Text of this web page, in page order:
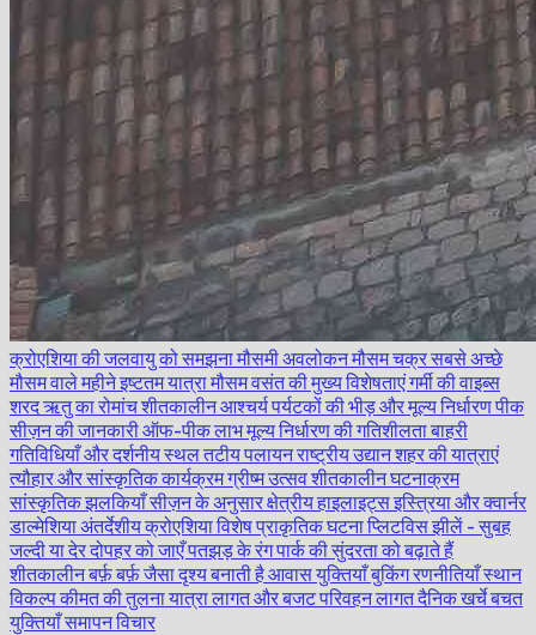
क्रोएशिया की जलवायु को समझनामौसमी अवलोकनमौसम चक्रसबसे अच्छे
मौसम वाले महीनेइष्टतम यात्रा मौसमवसंत की मुख्य विशेषताएंगर्मी की वाइब्स
शरद ऋतु का रोमांचशीतकालीन आश्चर्यपर्यटकों की भीड़ और मूल्य निर्धारणपीक
सीज़न की जानकारीऑफ-पीक लाभमूल्य निर्धारण की गतिशीलताबाहरी
गतिविधियाँ और दर्शनीय स्थलतटीय पलायनराष्ट्रीय उद्यानशहर की यात्राएं
त्यौहार और सांस्कृतिक कार्यक्रमग्रीष्म उत्सवशीतकालीन घटनाक्रम
सांस्कृतिक झलकियाँसीज़न के अनुसार क्षेत्रीय हाइलाइट्सइस्त्रिया और क्वार्नर
डाल्मेशियाअंतर्देशीय क्रोएशियाविशेष प्राकृतिक घटनाप्लिटविस झीलें - सुबह
जल्दी या देर दोपहर को जाएँपतझड़ के रंग पार्क की सुंदरता को बढ़ाते हैं
शीतकालीन बर्फ़ बर्फ़ जैसा दृश्य बनाती हैआवास युक्तियाँबुकिंग रणनीतियाँस्थान
विकल्पकीमत की तुलनायात्रा लागत और बजटपरिवहन लागतदैनिक खर्चेबचत
युक्तियाँसमापन विचार